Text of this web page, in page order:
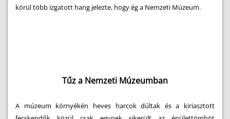
körül több izgatott hang jelezte, hogy ég a Nemzeti Múzeum.
Tűz a Nemzeti Múzeumban
A múzeum környékén heves harcok dúltak és a kiriasztott